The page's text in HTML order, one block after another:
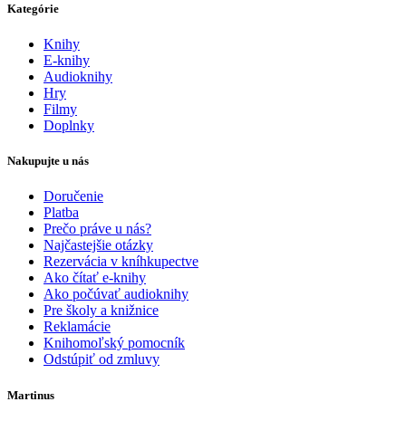
Kategórie
Knihy
E-knihy
Audioknihy
Hry
Filmy
Doplnky
Nakupujte u nás
Doručenie
Platba
Prečo práve u nás?
Najčastejšie otázky
Rezervácia v kníhkupectve
Ako čítať e-knihy
Ako počúvať audioknihy
Pre školy a knižnice
Reklamácie
Knihomoľský pomocník
Odstúpiť od zmluvy
Martinus